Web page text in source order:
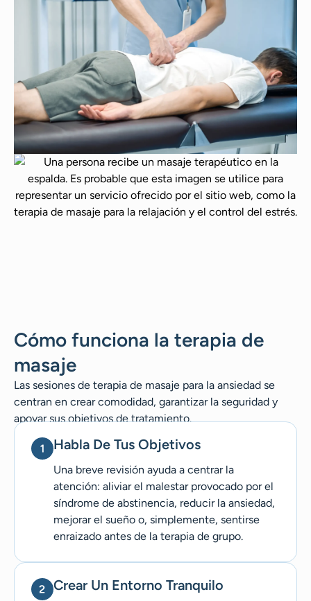
Cómo funciona la terapia de
masaje
Las sesiones de terapia de masaje para la ansiedad se
centran en crear comodidad, garantizar la seguridad y
apoyar sus objetivos de tratamiento.
Habla De Tus Objetivos
Una breve revisión ayuda a centrar la
atención: aliviar el malestar provocado por el
síndrome de abstinencia, reducir la ansiedad,
mejorar el sueño o, simplemente, sentirse
enraizado antes de la terapia de grupo.
Crear Un Entorno Tranquilo